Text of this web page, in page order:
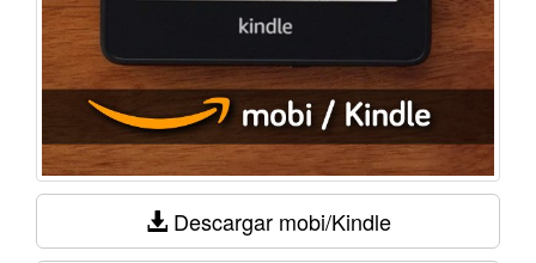
Descargar mobi/Kindle